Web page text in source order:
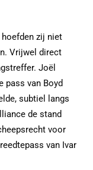
zij niet
Vrijwel direct
Joël
pass van Boyd
subtiel langs
de stand
voor
van Ivar